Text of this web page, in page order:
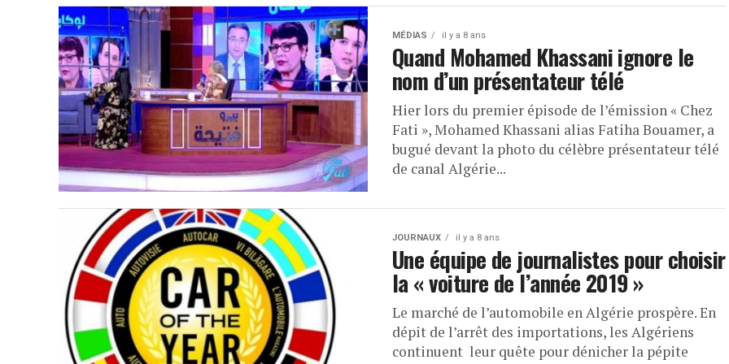
MÉDIAS il y a 8 ans
Quand Mohamed Khassani ignore le
nom d’un présentateur télé
Hier lors du premier épisode de l’émission « Chez
Fati », Mohamed Khassani alias Fatiha Bouamer, a
bugué devant la photo du célèbre présentateur télé
de canal Algérie...
JOURNAUX il y a 8 ans
Une équipe de journalistes pour choisir
la « voiture de l’année 2019 »
Le marché de l’automobile en Algérie prospère. En
dépit de l’arrêt des importations, les Algériens
continuent leur quête pour dénicher la pépite